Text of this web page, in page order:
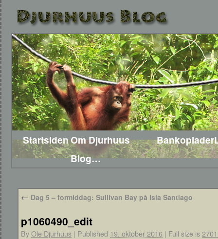
StartsidenOm Djurhuus
Blog…
Bankoplader
← Dag 5 – formiddag: Sullivan Bay på Isla Santiago
p1060490_edit
ByOle Djurhuus | Published 19. oktober 2016 | Full size is